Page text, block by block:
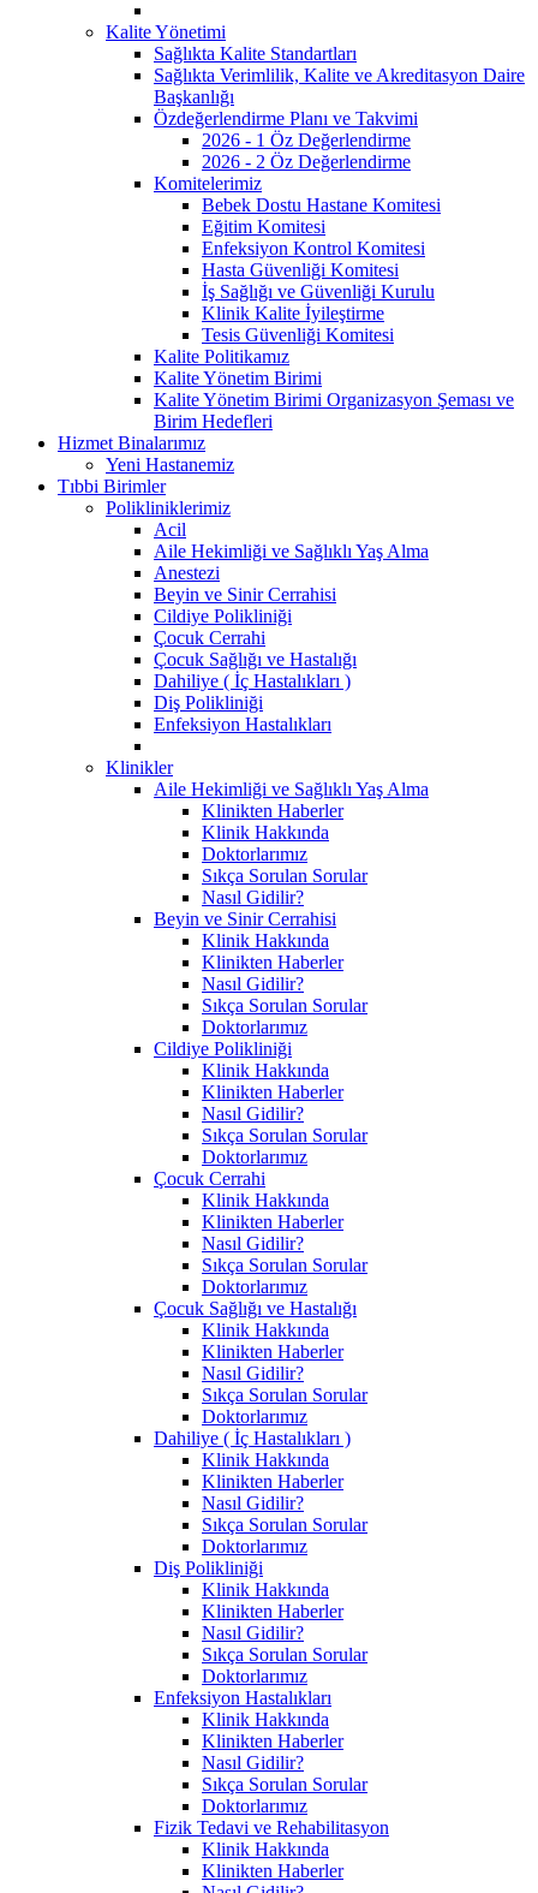
Kalite Yönetimi
Sağlıkta Kalite Standartları
Sağlıkta Verimlilik, Kalite ve Akreditasyon Daire
Başkanlığı
Özdeğerlendirme Planı ve Takvimi
2026 - 1 Öz Değerlendirme
2026 - 2 Öz Değerlendirme
Komitelerimiz
Bebek Dostu Hastane Komitesi
Eğitim Komitesi
Enfeksiyon Kontrol Komitesi
Hasta Güvenliği Komitesi
İş Sağlığı ve Güvenliği Kurulu
Klinik Kalite İyileştirme
Tesis Güvenliği Komitesi
Kalite Politikamız
Kalite Yönetim Birimi
Kalite Yönetim Birimi Organizasyon Şeması ve
Birim Hedefleri
Hizmet Binalarımız
Yeni Hastanemiz
Tıbbi Birimler
Polikliniklerimiz
Acil
Aile Hekimliği ve Sağlıklı Yaş Alma
Anestezi
Beyin ve Sinir Cerrahisi
Cildiye Polikliniği
Çocuk Cerrahi
Çocuk Sağlığı ve Hastalığı
Dahiliye ( İç Hastalıkları )
Diş Polikliniği
Enfeksiyon Hastalıkları
Klinikler
Aile Hekimliği ve Sağlıklı Yaş Alma
Klinikten Haberler
Klinik Hakkında
Doktorlarımız
Sıkça Sorulan Sorular
Nasıl Gidilir?
Beyin ve Sinir Cerrahisi
Klinik Hakkında
Klinikten Haberler
Nasıl Gidilir?
Sıkça Sorulan Sorular
Doktorlarımız
Cildiye Polikliniği
Klinik Hakkında
Klinikten Haberler
Nasıl Gidilir?
Sıkça Sorulan Sorular
Doktorlarımız
Çocuk Cerrahi
Klinik Hakkında
Klinikten Haberler
Nasıl Gidilir?
Sıkça Sorulan Sorular
Doktorlarımız
Çocuk Sağlığı ve Hastalığı
Klinik Hakkında
Klinikten Haberler
Nasıl Gidilir?
Sıkça Sorulan Sorular
Doktorlarımız
Dahiliye ( İç Hastalıkları )
Klinik Hakkında
Klinikten Haberler
Nasıl Gidilir?
Sıkça Sorulan Sorular
Doktorlarımız
Diş Polikliniği
Klinik Hakkında
Klinikten Haberler
Nasıl Gidilir?
Sıkça Sorulan Sorular
Doktorlarımız
Enfeksiyon Hastalıkları
Klinik Hakkında
Klinikten Haberler
Nasıl Gidilir?
Sıkça Sorulan Sorular
Doktorlarımız
Fizik Tedavi ve Rehabilitasyon
Klinik Hakkında
Klinikten Haberler